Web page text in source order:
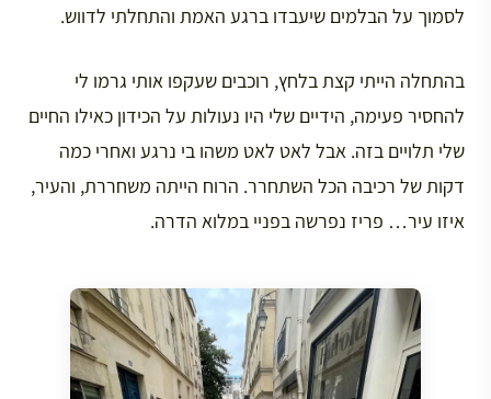
לסמוך על הבלמים שיעבדו ברגע האמת והתחלתי לדווש.
בהתחלה הייתי קצת בלחץ, רוכבים שעקפו אותי גרמו לי
להחסיר פעימה, הידיים שלי היו נעולות על הכידון כאילו החיים
שלי תלויים בזה. אבל לאט לאט משהו בי נרגע ואחרי כמה
דקות של רכיבה הכל השתחרר. הרוח הייתה משחררת, והעיר,
איזו עיר… פריז נפרשה בפניי במלוא הדרה.